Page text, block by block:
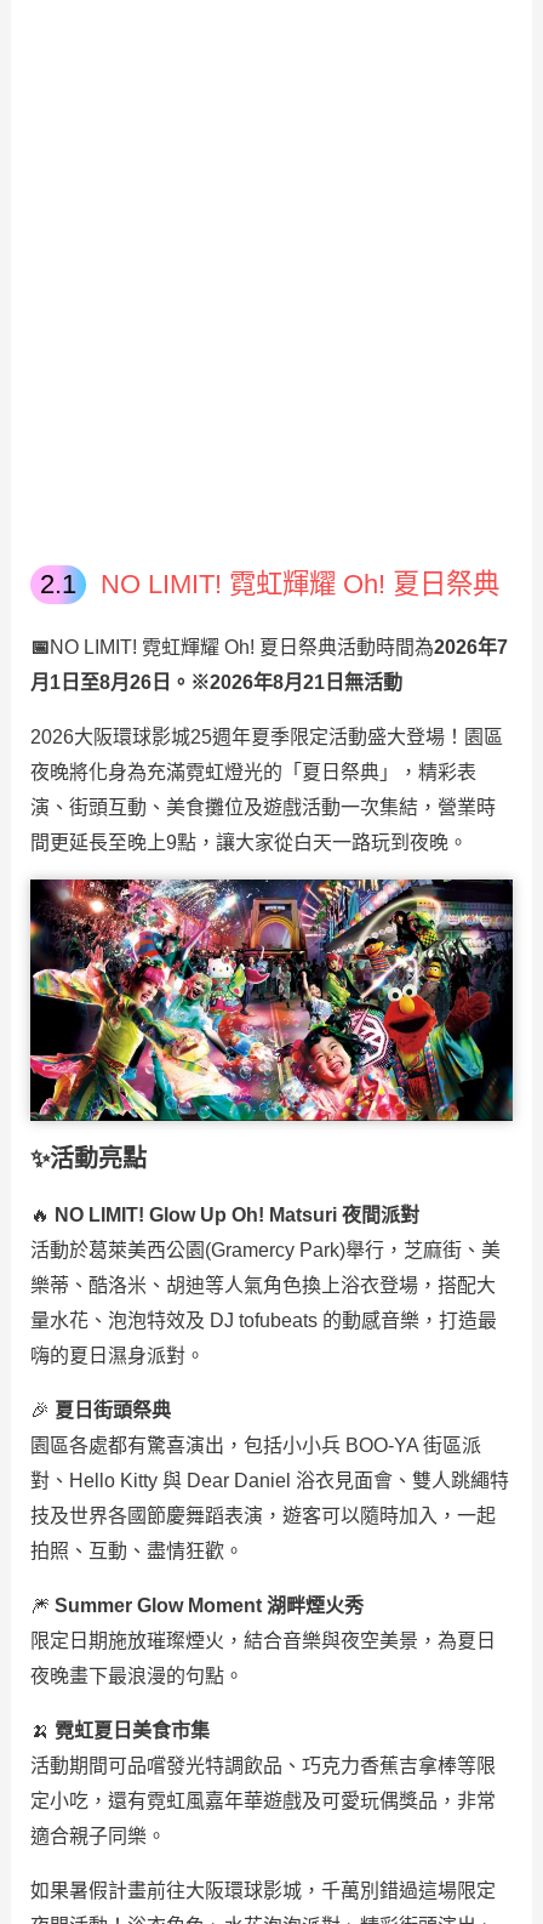
NO LIMIT! 霓虹輝耀 Oh! 夏日祭典
📅NO LIMIT! 霓虹輝耀 Oh! 夏日祭典活動時間為2026年7
月1日至8月26日。※2026年8月21日無活動
2026大阪環球影城25週年夏季限定活動盛大登場！園區
夜晚將化身為充滿霓虹燈光的「夏日祭典」，精彩表
演、街頭互動、美食攤位及遊戲活動一次集結，營業時
間更延長至晚上9點，讓大家從白天一路玩到夜晚。
✨活動亮點
🔥 NO LIMIT! Glow Up Oh! Matsuri 夜間派對
活動於葛萊美西公園(Gramercy Park)舉行，芝麻街、美
樂蒂、酷洛米、胡迪等人氣角色換上浴衣登場，搭配大
量水花、泡泡特效及 DJ tofubeats 的動感音樂，打造最
嗨的夏日濕身派對。
🎉 夏日街頭祭典
園區各處都有驚喜演出，包括小小兵 BOO-YA 街區派
對、Hello Kitty 與 Dear Daniel 浴衣見面會、雙人跳繩特
技及世界各國節慶舞蹈表演，遊客可以隨時加入，一起
拍照、互動、盡情狂歡。
🎆 Summer Glow Moment 湖畔煙火秀
限定日期施放璀璨煙火，結合音樂與夜空美景，為夏日
夜晚畫下最浪漫的句點。
🍌 霓虹夏日美食市集
活動期間可品嚐發光特調飲品、巧克力香蕉吉拿棒等限
定小吃，還有霓虹風嘉年華遊戲及可愛玩偶獎品，非常
適合親子同樂。
如果暑假計畫前往大阪環球影城，千萬別錯過這場限定